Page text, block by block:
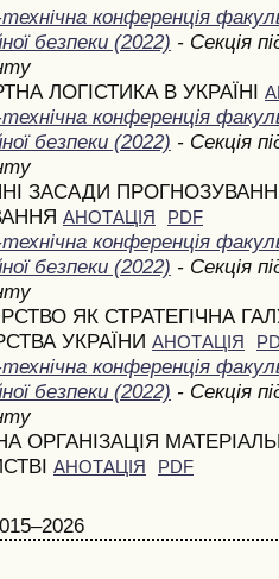
технічна конференція
безпеки (2022) - Секція
ЛОГІСТИКА В УКРАЇНІ
технічна конференція
безпеки (2022) - Секція
ЗАСАДИ
АНОТАЦІЯ PDF
технічна конференція
безпеки (2022) - Секція
ЯК СТРАТЕГІЧНА
УКРАЇНИ АНОТАЦІЯ
технічна конференція
безпеки (2022) - Секція
ОРГАНІЗАЦІЯ
АНОТАЦІЯ PDF